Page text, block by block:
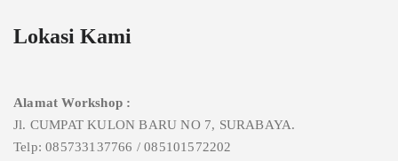
Lokasi Kami
Alamat Workshop :
Jl. CUMPAT KULON BARU NO 7, SURABAYA.
Telp: 085733137766 / 085101572202